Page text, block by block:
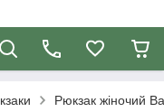
Рюкзак жіночий